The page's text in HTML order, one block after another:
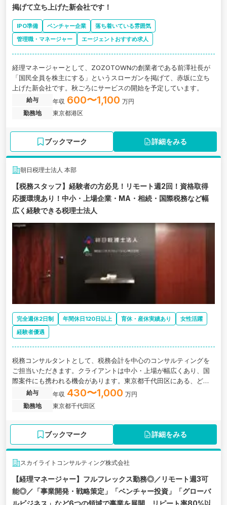
掲げて立ち上げた新会社です！
IPO準備 ベンチャー企業
落ち着いている雰囲気
管理職・マネージャー
エージェントおすすめ求人
経理マネージャーとして、ZOZOTOWNの創業者である前澤社長が
「国民全員を株主にする」というスローガンを掲げて、赤坂に立ち
上げた新会社です。秋ごろにサービスの開始を予定しています。
給与 年収 600〜1,100 万円
勤務地
東京都港区
ブックマーク 詳細をみる
朝日税理士法人 本部
【税務スタッフ】経験者の方必見！リモート週2回！資格取得
応援環境あり！中小・上場企業・MA・相続・国際税務など幅
広く経験できる税理士法人
完全週休2日制 年間休日120日以上 育休・産休実績あり
女性活躍
経験者優遇
税務コンサルタントとして、税務会計を中心のコンサルティングを
ご担当いただきます。クライアントは中小・上場が幅広くあり、国
際案件にも携われる機会があります。東京都千代田区にある、どん
な業界でも役立つキャリアを歩める税理士法人の求人です。
給与 年収 430〜1,000 万円
勤務地
東京都千代田区
ブックマーク 詳細をみる
スカイライトコンサルティング株式会社
【経理マネージャー】フルフレックス勤務◎／リモート週3可
能◎／「事業開発・戦略策定」「ベンチャー投資」「グローバ
ルビジネス」など6つの領域で事業を展開、リピート率80%以